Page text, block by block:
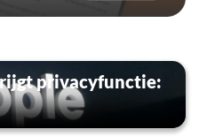
privacyfunctie: